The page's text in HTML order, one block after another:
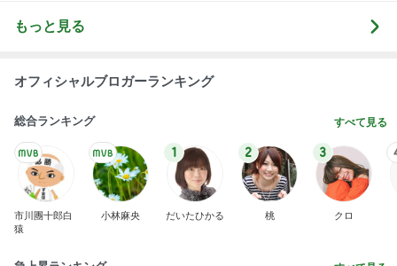
もっと見る
オフィシャルブロガーランキング
総合ランキング すべて見る
市川團十郎白
猿
小林麻央
1
だいたひかる
2
桃
3
クロ